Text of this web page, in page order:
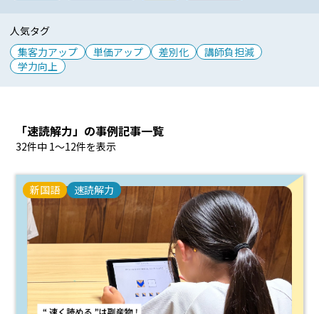
人気タグ
集客力アップ
単価アップ 差別化
講師負担減
学力向上
「速読解力」の事例記事一覧
32件中 1〜12件を表示
新国語 速読解力